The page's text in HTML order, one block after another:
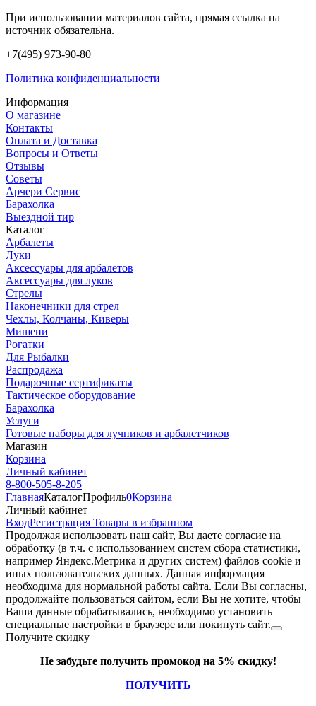
При использовании материалов сайта, прямая ссылка на
источник обязательна.
+7(495) 973-90-80
Политика конфиденциальности
Информация
О магазине
Контакты
Оплата и Доставка
Вопросы и Ответы
Отзывы
Советы
Арчери Сервис
Барахолка
Выездной тир
Каталог
Арбалеты
Луки
Аксессуары для арбалетов
Аксессуары для луков
Стрелы
Наконечники для стрел
Чехлы, Колчаны, Киверы
Мишени
Рогатки
Для Рыбалки
Распродажа
Подарочные сертификаты
Тактическое оборудование
Барахолка
Услуги
Готовые наборы для лучников и арбалетчиков
Магазин
Корзина
Личный кабинет
8-800-505-8-205
ГлавнаяКаталогПрофиль0Корзина
Личный кабинет
ВходРегистрация Товары в избранном
Продолжая использовать наш cайт, Вы даете согласие на
обработку (в т.ч. с использованием систем сбора статистики,
например Яндекс.Метрика и других систем) файлов cookie и
иных пользовательских данных. Данная информация
необходима для нормальной работы сайта. Если Вы согласны,
продолжайте пользоваться сайтом, если Вы не хотите, чтобы
Ваши данные обрабатывались, необходимо установить
специальные настройки в браузере или покинуть сайт.
Получите скидку
Не забудьте получить промокод на 5% скидку!
ПОЛУЧИТЬ